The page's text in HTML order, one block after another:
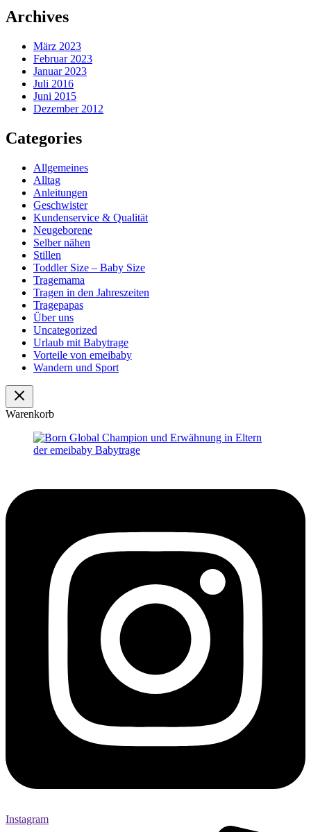
Archives
März 2023
Februar 2023
Januar 2023
Juli 2016
Juni 2015
Dezember 2012
Categories
Allgemeines
Alltag
Anleitungen
Geschwister
Kundenservice & Qualität
Neugeborene
Selber nähen
Stillen
Toddler Size – Baby Size
Tragemama
Tragen in den Jahreszeiten
Tragepapas
Über uns
Uncategorized
Urlaub mit Babytrage
Vorteile von emeibaby
Wandern und Sport
Warenkorb
Instagram